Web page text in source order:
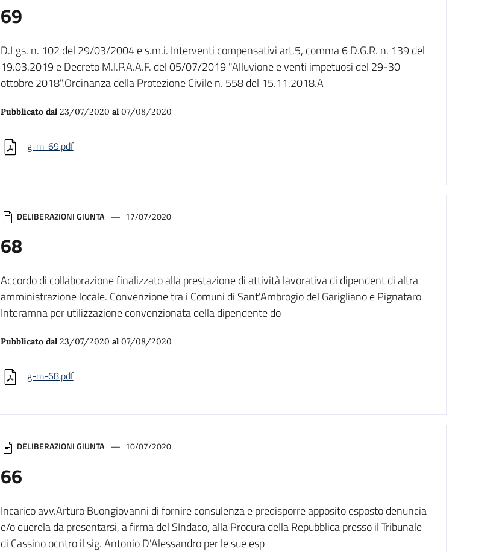
69
D.Lgs. n. 102 del 29/03/2004 e s.m.i. Interventi compensativi art.5, comma 6 D.G.R. n. 139 del
19.03.2019 e Decreto M.I.P.A.A.F. del 05/07/2019 "Alluvione e venti impetuosi del 29-30
ottobre 2018".Ordinanza della Protezione Civile n. 558 del 15.11.2018.A
Pubblicato dal 23/07/2020 al07/08/2020
g-m-69.pdf
DELIBERAZIONI GIUNTA 17/07/2020
68
Accordo di collaborazione finalizzato alla prestazione di attività lavorativa di dipendent di altra
amministrazione locale. Convenzione tra i Comuni di Sant'Ambrogio del Garigliano e Pignataro
Interamna per utilizzazione convenzionata della dipendente do
Pubblicato dal 23/07/2020 al07/08/2020
g-m-68.pdf
DELIBERAZIONI GIUNTA 10/07/2020
66
Incarico avv.Arturo Buongiovanni di fornire consulenza e predisporre apposito esposto denuncia
e/o querela da presentarsi, a firma del SIndaco, alla Procura della Repubblica presso il Tribunale
di Cassino ocntro il sig. Antonio D'Alessandro per le sue esp